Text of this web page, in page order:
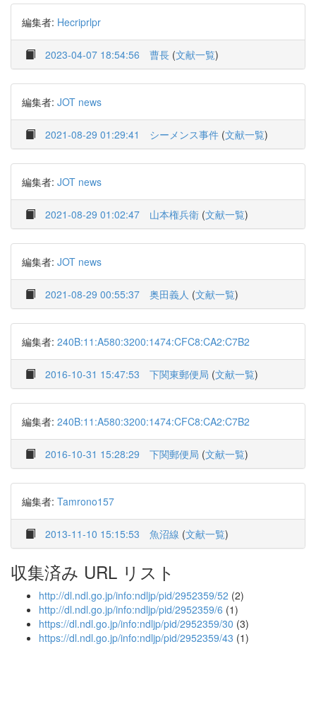
編集者: Hecriprlpr
2023-04-07 18:54:56 曹長 (文献一覧)
編集者: JOT news
2021-08-29 01:29:41 シーメンス事件 (文献一覧)
編集者: JOT news
2021-08-29 01:02:47 山本権兵衛 (文献一覧)
編集者: JOT news
2021-08-29 00:55:37 奥田義人 (文献一覧)
編集者: 240B:11:A580:3200:1474:CFC8:CA2:C7B2
2016-10-31 15:47:53 下関東郵便局 (文献一覧)
編集者: 240B:11:A580:3200:1474:CFC8:CA2:C7B2
2016-10-31 15:28:29 下関郵便局 (文献一覧)
編集者: Tamrono157
2013-11-10 15:15:53 魚沼線 (文献一覧)
収集済み URL リスト
http://dl.ndl.go.jp/info:ndljp/pid/2952359/52 (2)
http://dl.ndl.go.jp/info:ndljp/pid/2952359/6 (1)
https://dl.ndl.go.jp/info:ndljp/pid/2952359/30 (3)
https://dl.ndl.go.jp/info:ndljp/pid/2952359/43 (1)